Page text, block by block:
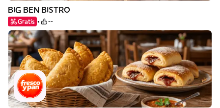
BIG BEN BISTRO
Gratis --